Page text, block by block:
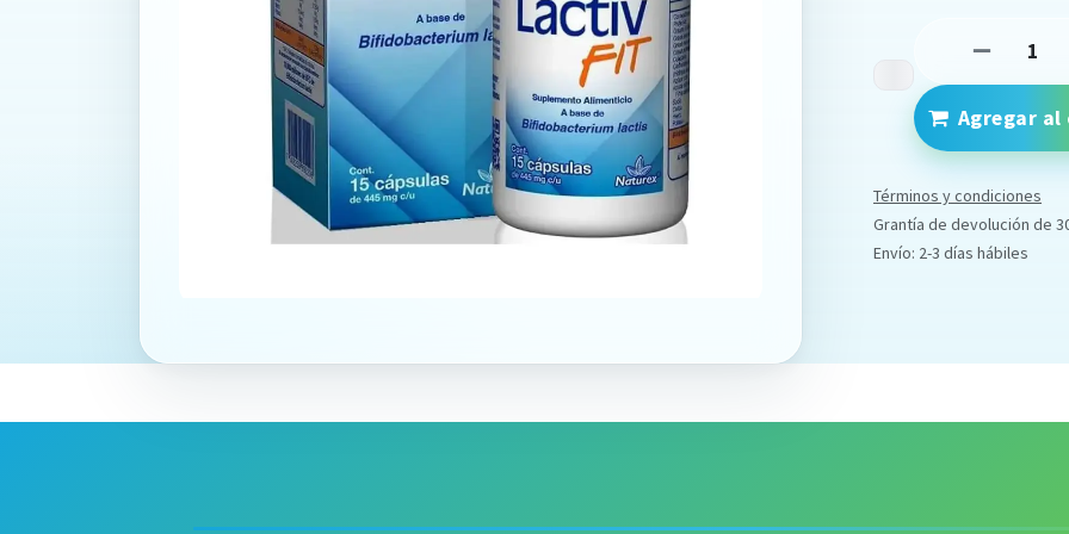
Agregar
Términos y condiciones
Grantía de devolución de
Envío: 2-3 días hábiles